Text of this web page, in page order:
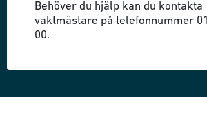
Behöver du hjälp kan du kontakta
vaktmästare på telefonnummer
00.